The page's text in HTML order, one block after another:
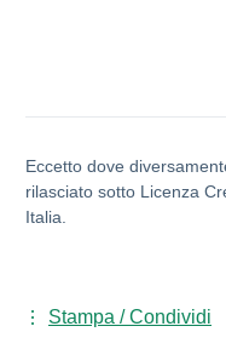
Eccetto dove
rilasciato sotto Licenza
Italia.
Stampa / Condividi